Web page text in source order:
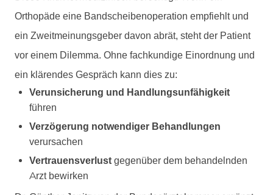
Orthopäde eine Bandscheibenoperation empfiehlt und
ein Zweitmeinungsgeber davon abrät, steht der Patient
vor einem Dilemma. Ohne fachkundige Einordnung und
ein klärendes Gespräch kann dies zu:
Verunsicherung und Handlungsunfähigkeit
führen
Verzögerung notwendiger Behandlungen
verursachen
Vertrauensverlust gegenüber dem behandelnden
Arzt bewirken